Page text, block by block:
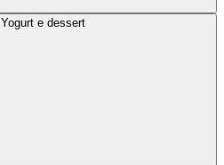
Yogurt e dessert